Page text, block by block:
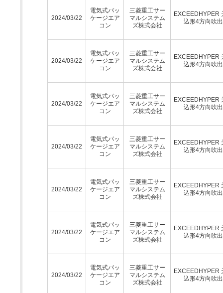
2024/03/22
電気式パッ
ケージエア
コン
三菱重工サー
マルシステム
ズ株式会社
EXCEEDHYPER
込形4方向吹
2024/03/22
電気式パッ
ケージエア
コン
三菱重工サー
マルシステム
ズ株式会社
EXCEEDHYPER
込形4方向吹
2024/03/22
電気式パッ
ケージエア
コン
三菱重工サー
マルシステム
ズ株式会社
EXCEEDHYPER
込形4方向吹
2024/03/22
電気式パッ
ケージエア
コン
三菱重工サー
マルシステム
ズ株式会社
EXCEEDHYPER
込形4方向吹
2024/03/22
電気式パッ
ケージエア
コン
三菱重工サー
マルシステム
ズ株式会社
EXCEEDHYPER
込形4方向吹
2024/03/22
電気式パッ
ケージエア
コン
三菱重工サー
マルシステム
ズ株式会社
EXCEEDHYPER
込形4方向吹
2024/03/22
電気式パッ
ケージエア
コン
三菱重工サー
マルシステム
ズ株式会社
EXCEEDHYPER
込形4方向吹